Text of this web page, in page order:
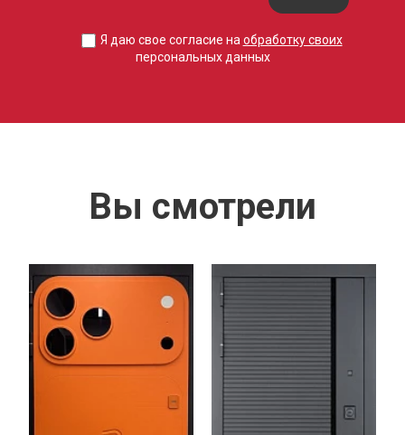
Я даю свое согласие на обработку своих
персональных данных
Вы смотрели